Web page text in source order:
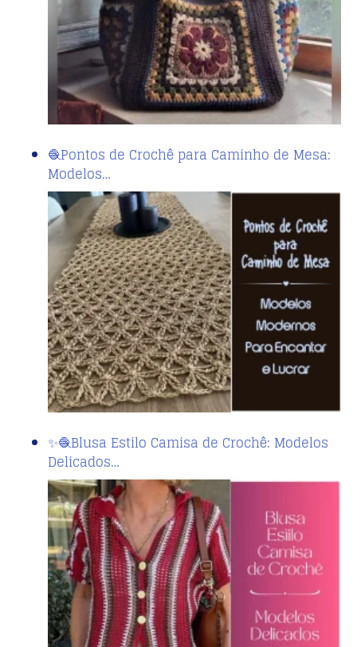
🧶Pontos de Crochê para Caminho de Mesa:
Modelos…
✨🧶Blusa Estilo Camisa de Crochê: Modelos
Delicados…